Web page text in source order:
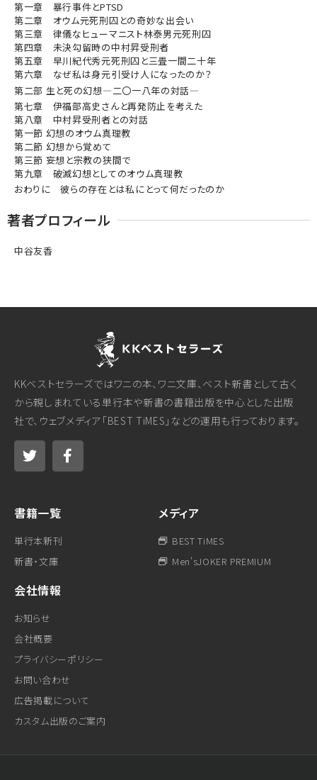
第一章 暴行事件とPTSD
第二章 オウム元死刑囚との奇妙な出会い
第三章 律儀なヒューマニスト林泰男元死刑囚
第四章 未決勾留時の中村昇受刑者
第五章 早川紀代秀元死刑囚と三畳一間二十年
第六章 なぜ私は身元引受け人になったのか？
第二部 生と死の幻想—二〇一八年の対話—
第七章 伊福部高史さんと再発防止を考えた
第八章 中村昇受刑者との対話
第一節 幻想のオウム真理教
第二節 幻想から覚めて
第三節 妄想と宗教の狭間で
第九章 破滅幻想としてのオウム真理教
おわりに 彼らの存在とは私にとって何だったのか
著者プロフィール
中谷友香
KKベストセラーズではワニの本、ワニ文庫、ベスト新書として古く
から親しまれている単行本や新書の書籍出版を中心とした出版
社で、ウェブメディア「BEST TiMES」などの運用も行っております。
書籍一覧
単行本新刊
新書・文庫
メディア
BEST TiMES
Men'sJOKER PREMIUM
会社情報
お知らせ
会社概要
プライバシーポリシー
お問い合わせ
広告掲載について
カスタム出版のご案内